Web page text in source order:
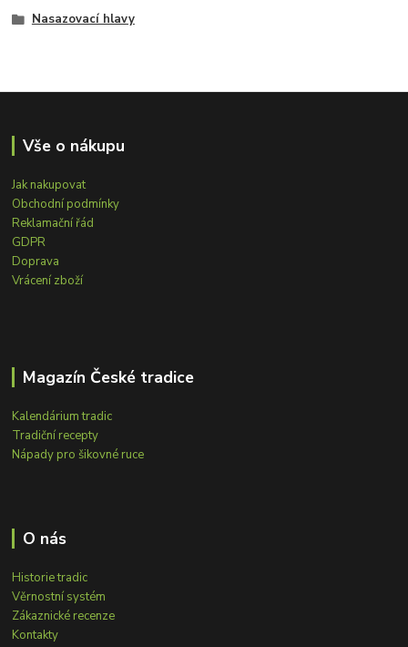
Nasazovací hlavy
Vše o nákupu
Jak nakupovat
Obchodní podmínky
Reklamační řád
GDPR
Doprava
Vrácení zboží
Magazín České tradice
Kalendárium tradic
Tradiční recepty
Nápady pro šikovné ruce
O nás
Historie tradic
Věrnostní systém
Zákaznické recenze
Kontakty